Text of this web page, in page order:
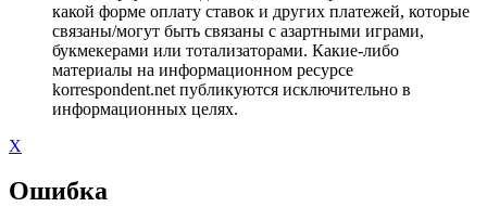
какой форме оплату ставок и других платежей, которые
связаны/могут быть связаны с азартными играми,
букмекерами или тотализаторами. Какие-либо
материалы на информационном ресурсе
korrespondent.net публикуются исключительно в
информационных целях.
X
Ошибка